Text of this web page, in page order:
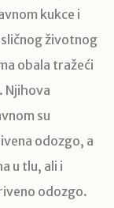
kukce i
životnog
obala tražeći
Njihova
su
odozgo, a
u tlu, ali i
odozgo.